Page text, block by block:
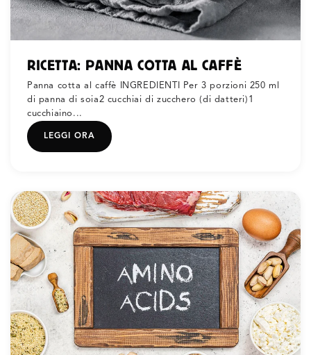
RICETTA: PANNA COTTA AL CAFFÈ
Panna cotta al caffè INGREDIENTI Per 3 porzioni 250 ml
di panna di soia2 cucchiai di zucchero (di datteri)1
cucchiaino...
LEGGI ORA